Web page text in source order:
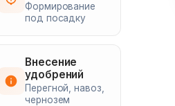
Формирование
под посадку
Внесение
удобрений
Перегной, навоз,
чернозем